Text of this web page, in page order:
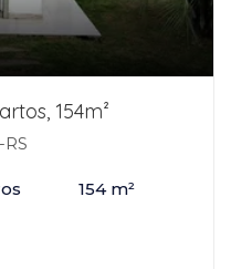
154m²
154 m²